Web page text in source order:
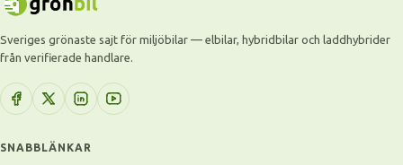
Sveriges grönaste sajt för miljöbilar — elbilar, hybridbilar och laddhybrider
från verifierade handlare.
SNABBLÄNKAR